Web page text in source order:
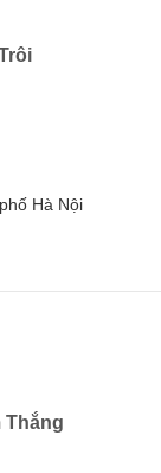
Hà Nội
Thắng